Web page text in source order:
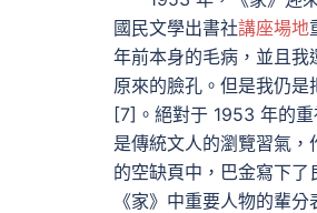
國民文學出書社講座場地
年前本身的毛病，並且
原來的臉孔。但是我仍
[7]。絕對于 1953 年的
是傳統文人的瀏覽習氣
的空缺頁中，巴金寫下了
《家》中重要人物的輩